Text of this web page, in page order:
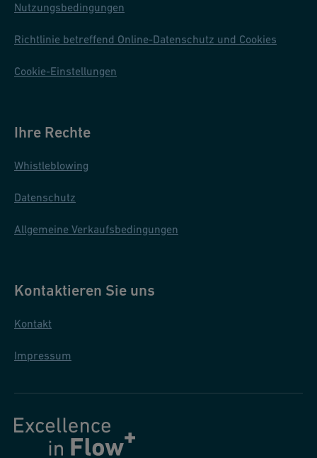
Nutzungsbedingungen
Richtlinie betreffend Online-Datenschutz und Cookies
Cookie-Einstellungen
Ihre Rechte
Whistleblowing
Datenschutz
Allgemeine Verkaufsbedingungen
Kontaktieren Sie uns
Kontakt
Impressum